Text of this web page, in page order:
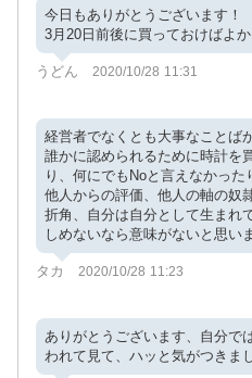
今日もありがとうございます！
3月20日前後に買っておけばよか
うどん 2020/10/28 11:31
経営者でなくとも大事なことば
誰かに認められるために時計を
り、何にでもNoと言えなかった
他人からの評価、他人の軸の奴
折角、自分は自分として生まれ
しめないなら意味がないと思い
タカ 2020/10/28 11:23
ありがとうございます、自分で
われて見て、ハッと気がつきま